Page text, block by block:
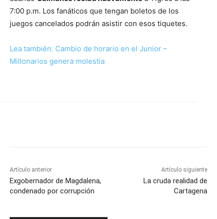
7:00 p.m. Los fanáticos que tengan boletos de los
juegos cancelados podrán asistir con esos tiquetes.
Lea también: Cambio de horario en el Junior –
Millonarios genera molestia
Artículo anterior
Exgobernador de Magdalena,
condenado por corrupción
Artículo siguiente
La cruda realidad de
Cartagena